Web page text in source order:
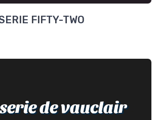
FIFTY-TWO
de vauclair